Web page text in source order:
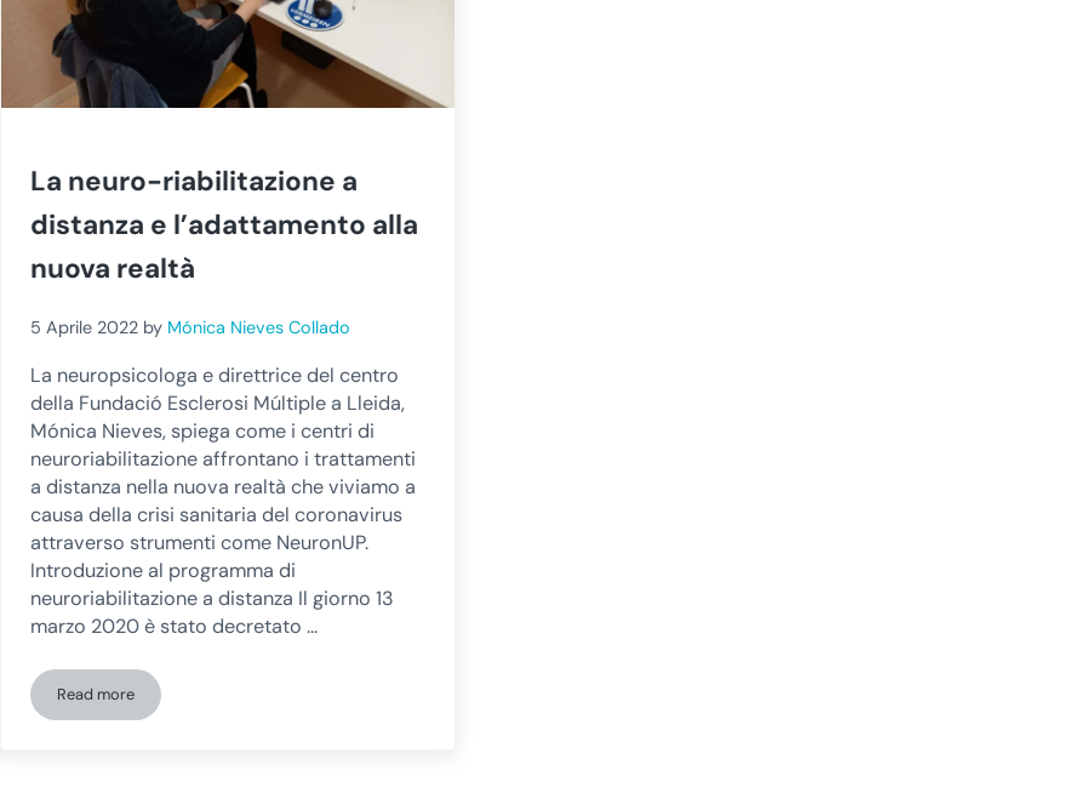
di sessioni in presenza e online in un centro neuro-riabilitante
La neuro-riabilitazione a
distanza e l’adattamento alla
nuova realtà
5 Aprile 2022 by Mónica Nieves Collado
La neuropsicologa e direttrice del centro
della Fundació Esclerosi Múltiple a Lleida,
Mónica Nieves, spiega come i centri di
neuroriabilitazione affrontano i trattamenti
a distanza nella nuova realtà che viviamo a
causa della crisi sanitaria del coronavirus
attraverso strumenti come NeuronUP.
Introduzione al programma di
neuroriabilitazione a distanza Il giorno 13
marzo 2020 è stato decretato …
Read moreLa neuro-riabilitazione a distanza e l’adattamento alla nuova realtà